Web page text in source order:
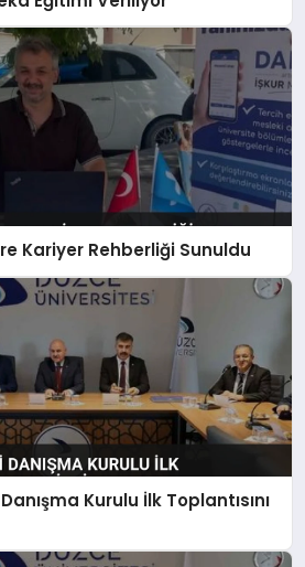
Kariyer Rehberliği Sunuldu
Kurulu İlk Toplantısını